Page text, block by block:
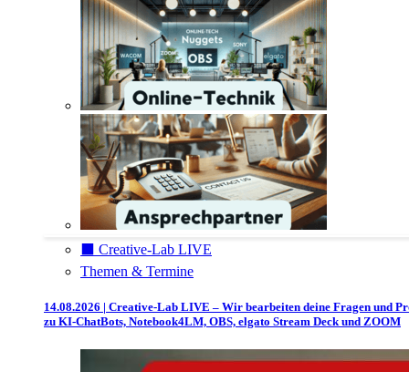
⬛️ Creative-Lab LIVE
Themen & Termine
14.08.2026 | Creative-Lab LIVE – Wir bearbeiten deine Fragen und
zu KI-ChatBots, Notebook4LM, OBS, elgato Stream Deck und ZOOM